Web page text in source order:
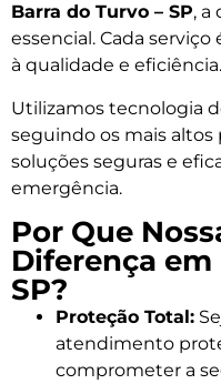
Barra do Turvo – SP, a
essencial. Cada
à qualidade e eficiência.
Utilizamos tecnologia
seguindo os mais altos
soluções seguras e
emergência.
Por Que
Diferença em
SP?
Proteção Total:
atendimento
comprometer a